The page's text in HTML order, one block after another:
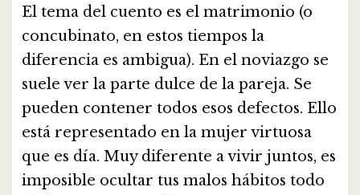
El tema del cuento es el matrimonio (o
concubinato, en estos tiempos la
diferencia es ambigua). En el noviazgo se
suele ver la parte dulce de la pareja. Se
pueden contener todos esos defectos. Ello
está representado en la mujer virtuosa
que es día. Muy diferente a vivir juntos, es
imposible ocultar tus malos hábitos todo